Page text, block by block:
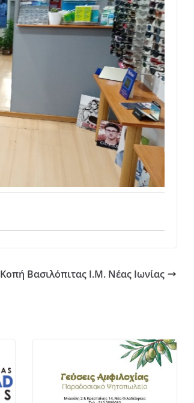
Κοπή Βασιλόπιτας Ι.Μ. Νέας Ιωνίας